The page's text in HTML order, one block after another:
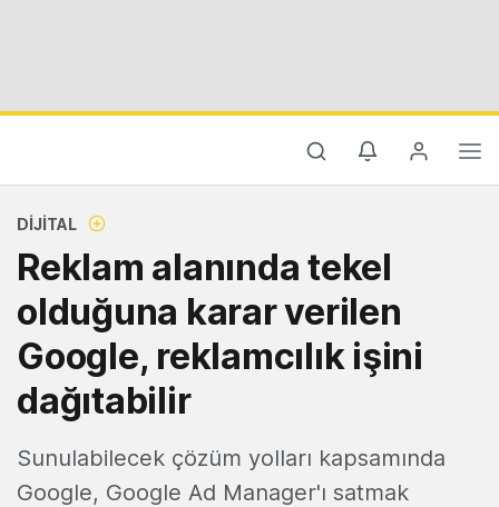
DIJITAL
Reklam alanında tekel
olduğuna karar verilen
Google, reklamcılık işini
dağıtabilir
Sunulabilecek çözüm yolları kapsamında
Google, Google Ad Manager'ı satmak